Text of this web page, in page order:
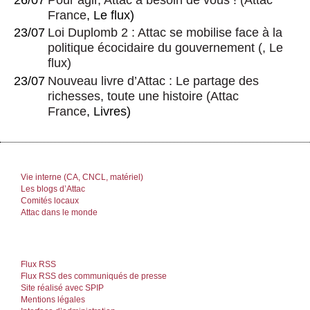
France, Le flux)
23/07 Loi Duplomb 2 : Attac se mobilise face à la
politique écocidaire du gouvernement (, Le
flux)
23/07 Nouveau livre d’Attac : Le partage des
richesses, toute une histoire (Attac
France, Livres)
Vie interne (CA, CNCL, matériel)
Les blogs d’Attac
Comités locaux
Attac dans le monde
Flux RSS
Flux RSS des communiqués de presse
Site réalisé avec SPIP
Mentions légales